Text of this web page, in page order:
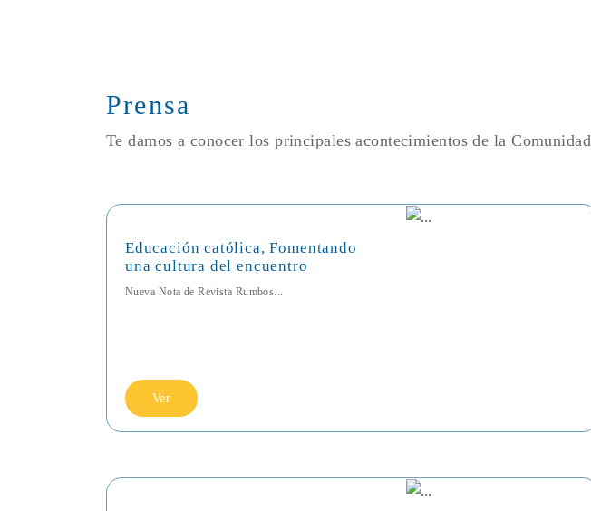
Prensa
Te damos a conocer los principales acontecimientos de la Comunidad
Educación católica, Fomentando
una cultura del encuentro
Nueva Nota de Revista Rumbos...
Ver